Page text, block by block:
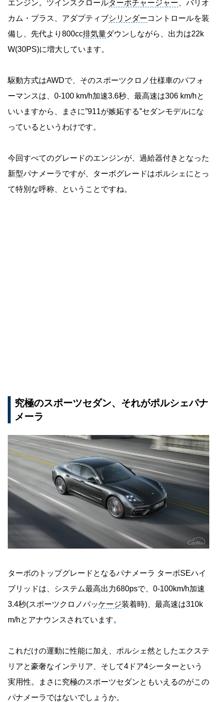
エンジン。ツインスクロールターボチャージャー 、バリオ
カム・プラス、アダプティブシリンダーコントロールを装
備し、先代より800cc排気量ダウンしながら、出力は22k
W(30PS)に増大しています。
駆動方式はAWDで、そのスポーツクロノ仕様車のパフォ
ーマンスは、0-100 km/h加速3.6秒、最高速は306 km/hと
いいますから、まさに”911が嫉妬する”セダンモデルにな
っているというわけです。
今回すべてのグレードのエンジンが、過給器付きとなった
新型パナメーラですが、ターボグレードはポルシェにとっ
て特別な呼称、ということですね。
究極のスポーツセダン、それがポルシェパナ
メーラ
ターボのトップグレードとなるパナメーラ ターボSEハイ
ブリッドは、システム最高出力680psで、0-100km/h加速
3.4秒(スポーツクロノパッケージ装着時)、最高速は310k
m/hとアナウンスされています。
これだけの運動に性能に加え、ポルシェ然としたエクステ
リアと豪奢なインテリア、そして4ドア4シーターという
実用性。まさに究極のスポーツセダンともいえるのがこの
パナメーラではないでしょうか。